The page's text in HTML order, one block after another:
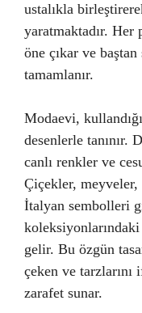
ustalıkla
yaratmaktadır. Her
öne çıkar ve
tamamlanır.
Modaevi,
desenlerle tanınır.
canlı renkler ve
Çiçekler,
İtalyan sembolleri
koleksiyonlarındaki
gelir. Bu özgün
çeken ve
zarafet sunar.